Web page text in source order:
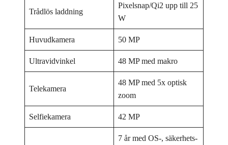
Trådlös laddning
Pixelsnap/Qi2 upp till 25
W
Huvudkamera 50 MP
Ultravidvinkel 48 MP med makro
Telekamera
48 MP med 5x optisk
zoom
Selfiekamera 42 MP
7 år med OS-, säkerhets-